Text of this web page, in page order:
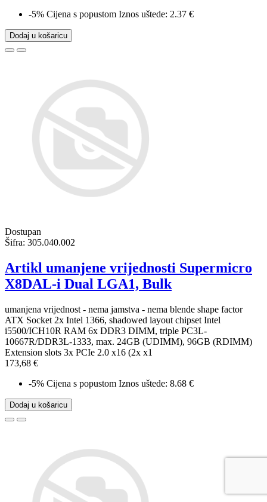
-5% Cijena s popustom Iznos uštede: 2.37 €
Dodaj u košaricu
Dostupan
Šifra: 305.040.002
Artikl umanjene vrijednosti Supermicro
X8DAL-i Dual LGA1, Bulk
umanjena vrijednost - nema jamstva - nema blende shape factor
ATX Socket 2x Intel 1366, shadowed layout chipset Intel
i5500/ICH10R RAM 6x DDR3 DIMM, triple PC3L-
10667R/DDR3L-1333, max. 24GB (UDIMM), 96GB (RDIMM)
Extension slots 3x PCIe 2.0 x16 (2x x1
173,68 €
-5% Cijena s popustom Iznos uštede: 8.68 €
Dodaj u košaricu